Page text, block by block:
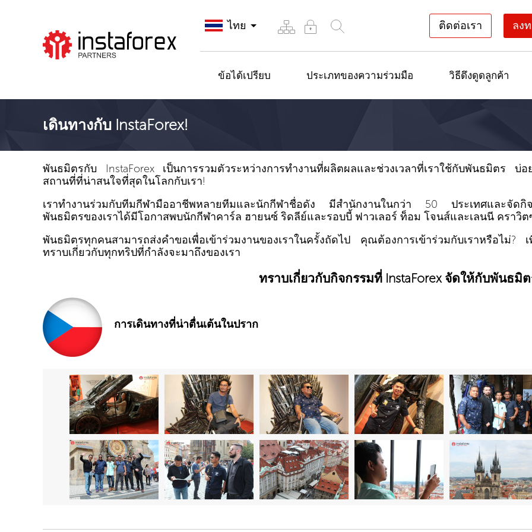
ไทย ติดต่อเรา ลง
ข้อได้เปรียบ ประเภทของความร่วมมือ วิธีดึงดูดลูกค้า
เดินทางกับ InstaForex!
พันธมิตรกับ InstaForex เป็นการรวมตัวระหว่างการทำงานที่ผลิตผลและช่วงเวลาที่เราใช้กับพันธมิตร บ่อ
สถานที่ที่น่าสนใจที่สุดในโลกกับเรา!
เราทำงานร่วมกับทีมกีฬามืออาชีพหลายทีมและนักกีฬาชื่อดัง มีสำนักงานในกว่า 50 ประเทศและจัดกิ
พันธมิตรของเราได้มีโอกาสพบนักกีฬาคาร์ล ฮายนซ์ ริดลีย์และรอบบี้ ฟาวเลอร์ ท็อม โจนส์และเลนนี คราวิ
พันธมิตรทุกคนสามารถส่งคำขอเพื่อเข้าร่วมงานของเราในครั้งถัดไป คุณต้องการเข้าร่วมกับเราหรือไม่?
ทราบเกี่ยวกับทุกทริปที่กำลังจะมาถึงของเรา
ทราบเกี่ยวกับกิจกรรมที่ InstaForex จัดให้กับพันธมิต
การเดินทางที่น่าตื่นเต้นในปราก